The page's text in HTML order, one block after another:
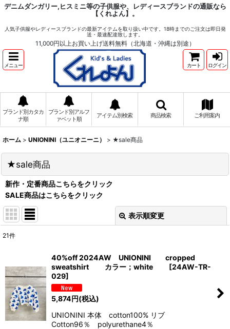
デニムダンガリー,ヒスミニ等の子供服や、レディースブランドの通販なら
【くれよん】。
人気子供服やレディースブランドの最新アイテムを取り扱い中です。18時までのご注文は即日発
送・最速配達致します。
11,000円以上お買い上げ送料無料（北海道・沖縄は別途）
メニュー カート ログイン
ブランド別カタカ
ナ順
ブランド別アルフ
ァベット順
アイテム別検索 商品検索 ご利用案内
ホーム > UNIONINI（ユニオニーニ） > ★sale商品
★sale商品
新作・定番商品こちらをクリック
SALE商品はこちらをクリック
表示順変更
並び順 :
21件
40%off 2024AW UNIONINI cropped
sweatshirt カラー；white
[24AW-TR-
029]
5,874円(税込)
UNIONINI 本体 cotton100% リブ
Cotton96％ polyurethane4％